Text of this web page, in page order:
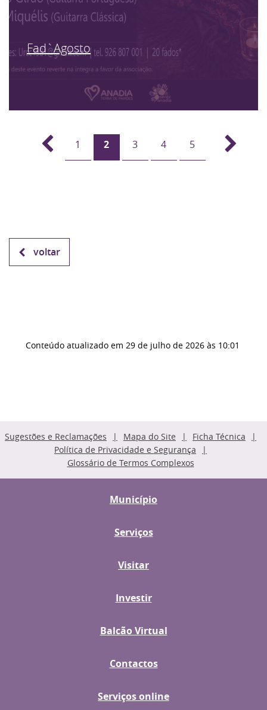
Fad`Agosto
1 2 3 4 5
voltar
Conteúdo atualizado em 29 de julho de 2026 às 10:01
Sugestões e Reclamações Mapa do Site
Ficha Técnica
Política de Privacidade e Segurança
Glossário de Termos Complexos
Município
Serviços
Visitar
Investir
Balcão Virtual
Contactos
Serviços online